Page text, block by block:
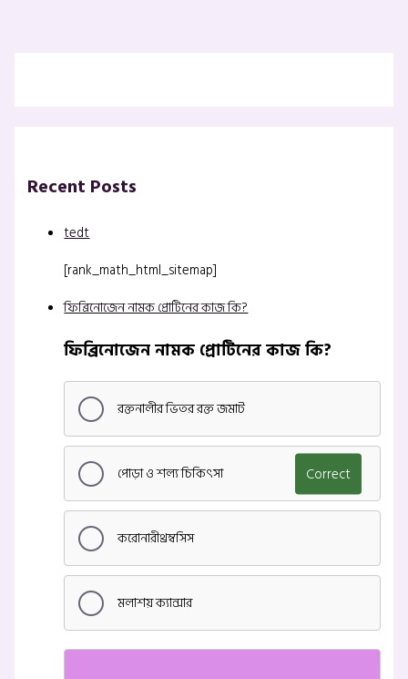
Recent Posts
tedt
[rank_math_html_sitemap]
ফিব্রিনোজেন নামক প্রোটিনের কাজ কি?
ফিব্রিনোজেন নামক প্রোটিনের কাজ কি?
রক্তনালীর ভিতর রক্ত জমাট
পোড়া ও শল্য চিকিৎসা Correct
করোনারীথ্রম্বসিস
মলাশয় ক্যান্সার